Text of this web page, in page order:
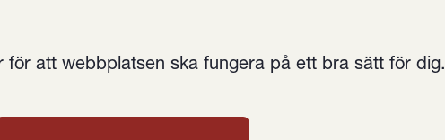
för att webbplatsen ska fungera på ett bra sätt för dig.